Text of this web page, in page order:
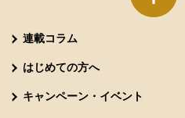
連載コラム
はじめての方へ
キャンペーン・イベント